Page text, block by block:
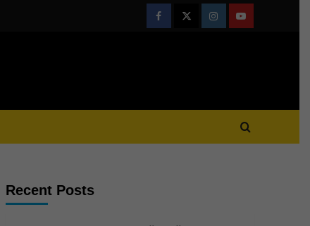
FacebookTwitterInstagramYoutube
Recent Posts